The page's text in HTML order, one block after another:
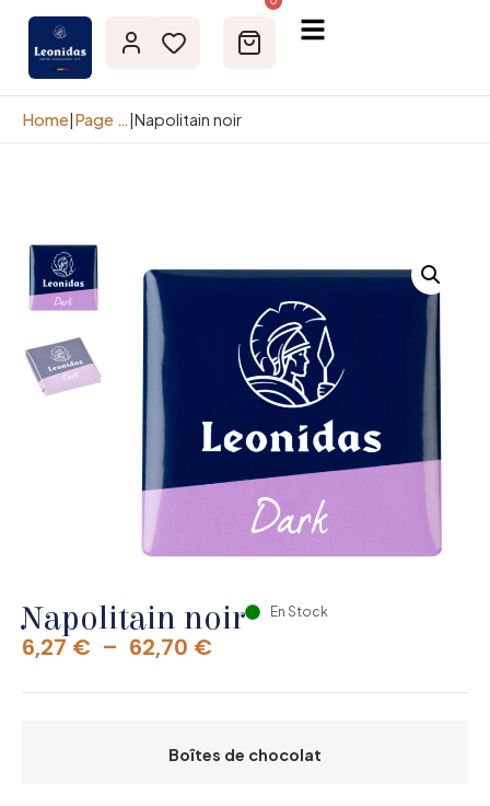
Home| Page de la boutique|Napolitain noir
Napolitain noir
6,27 € – 62,70 €
En Stock
Boîtes de chocolat